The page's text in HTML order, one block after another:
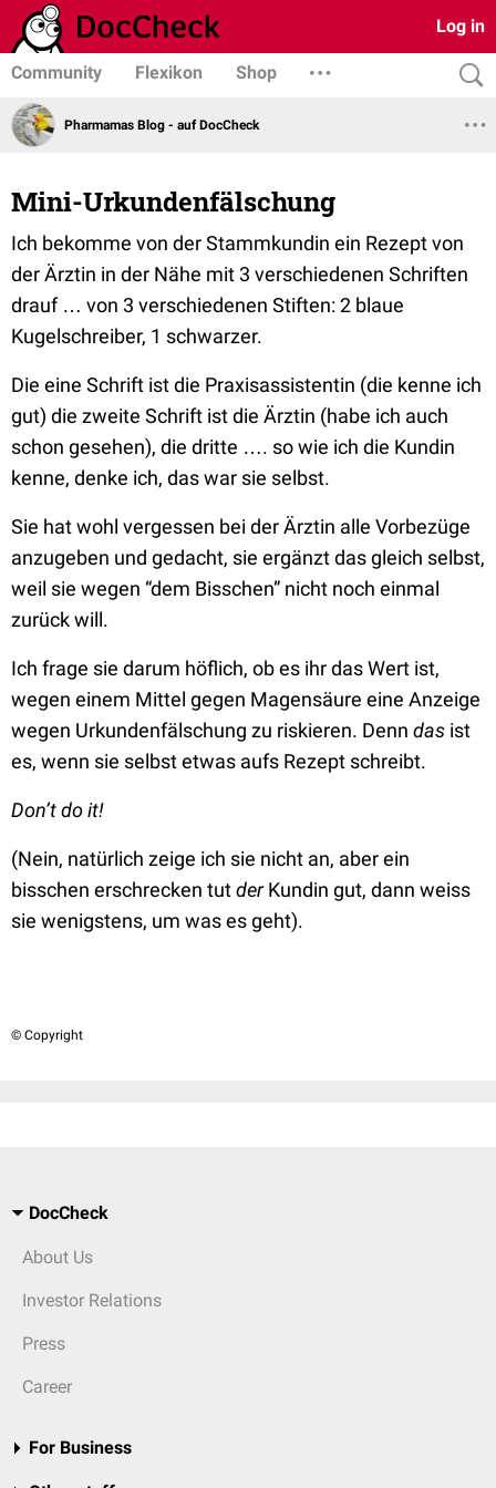
Log in
Community Flexikon Shop
Pharmamas Blog - auf DocCheck
Mini-Urkundenfälschung
Ich bekomme von der Stammkundin ein Rezept von
der Ärztin in der Nähe mit 3 verschiedenen Schriften
drauf … von 3 verschiedenen Stiften: 2 blaue
Kugelschreiber, 1 schwarzer.
Die eine Schrift ist die Praxisassistentin (die kenne ich
gut) die zweite Schrift ist die Ärztin (habe ich auch
schon gesehen), die dritte …. so wie ich die Kundin
kenne, denke ich, das war sie selbst.
Sie hat wohl vergessen bei der Ärztin alle Vorbezüge
anzugeben und gedacht, sie ergänzt das gleich selbst,
weil sie wegen “dem Bisschen” nicht noch einmal
zurück will.
Ich frage sie darum höflich, ob es ihr das Wert ist,
wegen einem Mittel gegen Magensäure eine Anzeige
wegen Urkundenfälschung zu riskieren. Denn das ist
es, wenn sie selbst etwas aufs Rezept schreibt.
Don’t do it!
(Nein, natürlich zeige ich sie nicht an, aber ein
bisschen erschrecken tutderKundin gut, dann weiss
sie wenigstens, um was es geht).
© Copyright
DocCheck
About Us
Investor Relations
Press
Career
For Business